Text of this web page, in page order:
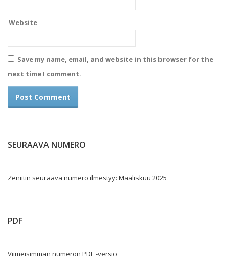
Website
Save my name, email, and website in this browser for the
next time I comment.
SEURAAVA NUMERO
Zeniitin seuraava numero ilmestyy: Maaliskuu 2025
PDF
Viimeisimmän numeron PDF -versio